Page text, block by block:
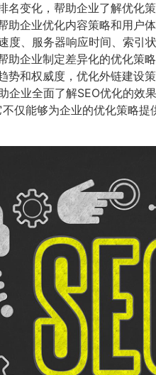
名变化，帮助企业了解优化
企业优化内容策略和用户
度、服务器响应时间、索引
企业制定差异化的优化策
势和权威度，优化外链建设
企业全面了解SEO优化的效
仅能够为企业的优化策略